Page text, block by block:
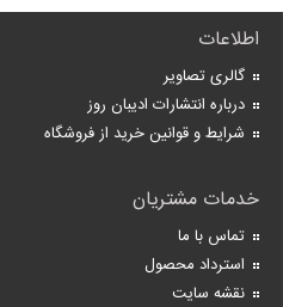
اطلاعات
گالری تصاویر
درباره انتشارات ادیبان روز
شرایط و قوانین خرید از فروشگاه
خدمات مشتریان
تماس با ما
استرداد محصول
نقشه سایت